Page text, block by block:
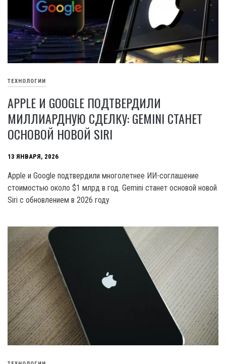
ТЕХНОЛОГИИ
APPLE И GOOGLE ПОДТВЕРДИЛИ
МИЛЛИАРДНУЮ СДЕЛКУ: GEMINI СТАНЕТ
ОСНОВОЙ НОВОЙ SIRI
13 ЯНВАРЯ, 2026
Apple и Google подтвердили многолетнее ИИ-соглашение
стоимостью около $1 млрд в год. Gemini станет основой новой
Siri с обновлением в 2026 году